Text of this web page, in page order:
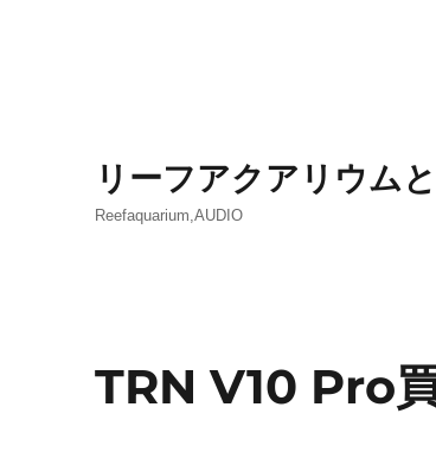
リーフアクアリウム
Reefaquarium,AUDIO
TRN V10 Pro